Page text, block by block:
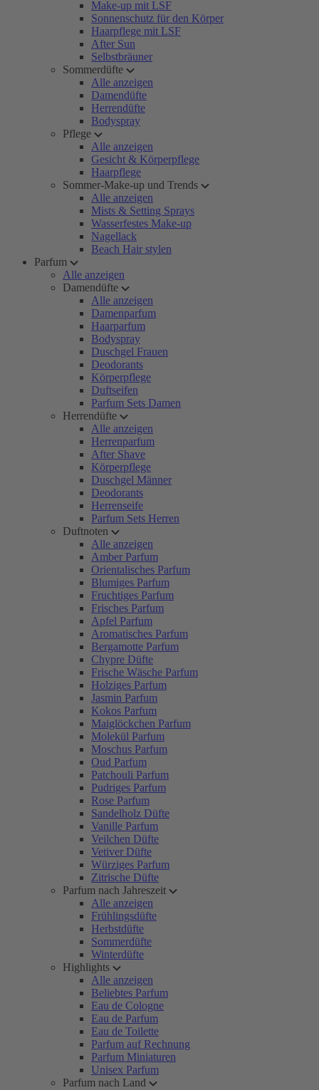
Make-up mit LSF
Sonnenschutz für den Körper
Haarpflege mit LSF
After Sun
Selbstbräuner
Sommerdüfte
Alle anzeigen
Damendüfte
Herrendüfte
Bodyspray
Pflege
Alle anzeigen
Gesicht & Körperpflege
Haarpflege
Sommer-Make-up und Trends
Alle anzeigen
Mists & Setting Sprays
Wasserfestes Make-up
Nagellack
Beach Hair stylen
Parfum
Alle anzeigen
Damendüfte
Alle anzeigen
Damenparfum
Haarparfum
Bodyspray
Duschgel Frauen
Deodorants
Körperpflege
Duftseifen
Parfum Sets Damen
Herrendüfte
Alle anzeigen
Herrenparfum
After Shave
Körperpflege
Duschgel Männer
Deodorants
Herrenseife
Parfum Sets Herren
Duftnoten
Alle anzeigen
Amber Parfum
Orientalisches Parfum
Blumiges Parfum
Fruchtiges Parfum
Frisches Parfum
Apfel Parfum
Aromatisches Parfum
Bergamotte Parfum
Chypre Düfte
Frische Wäsche Parfum
Holziges Parfum
Jasmin Parfum
Kokos Parfum
Maiglöckchen Parfum
Molekül Parfum
Moschus Parfum
Oud Parfum
Patchouli Parfum
Pudriges Parfum
Rose Parfum
Sandelholz Düfte
Vanille Parfum
Veilchen Düfte
Vetiver Düfte
Würziges Parfum
Zitrische Düfte
Parfum nach Jahreszeit
Alle anzeigen
Frühlingsdüfte
Herbstdüfte
Sommerdüfte
Winterdüfte
Highlights
Alle anzeigen
Beliebtes Parfum
Eau de Cologne
Eau de Parfum
Eau de Toilette
Parfum auf Rechnung
Parfum Miniaturen
Unisex Parfum
Parfum nach Land